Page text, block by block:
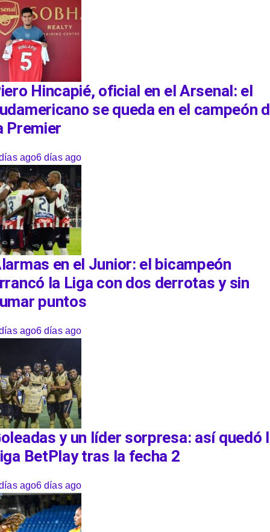
Hincapié, oficial en el Arsenal: el
se queda en el campeón
Premier
ago6 días ago
en el Junior: el bicampeón
la Liga con dos derrotas y sin
puntos
ago6 días ago
y un líder sorpresa: así quedó
BetPlay tras la fecha 2
ago6 días ago